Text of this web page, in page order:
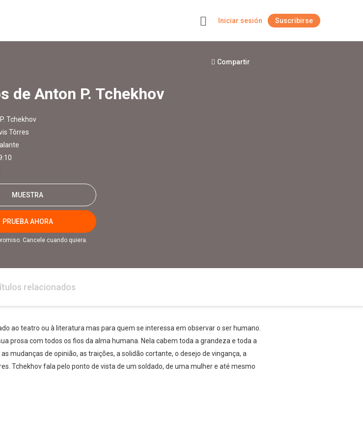
Iniciar sesión Suscribirse
Compartir
de Anton P. Tchekhov
Tchekhov
Tôrres
MUESTRA
PRUEBA AHORA
Cancele cuando quiera.
relacionados
ao teatro ou à literatura mas para quem se interessa em observar o ser humano.
prosa com todos os fios da alma humana. Nela cabem toda a grandeza e toda a
mudanças de opinião, as traições, a solidão cortante, o desejo de vingança, a
Tchekhov fala pelo ponto de vista de um soldado, de uma mulher e até mesmo